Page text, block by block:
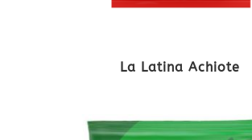
La Latina Achiote